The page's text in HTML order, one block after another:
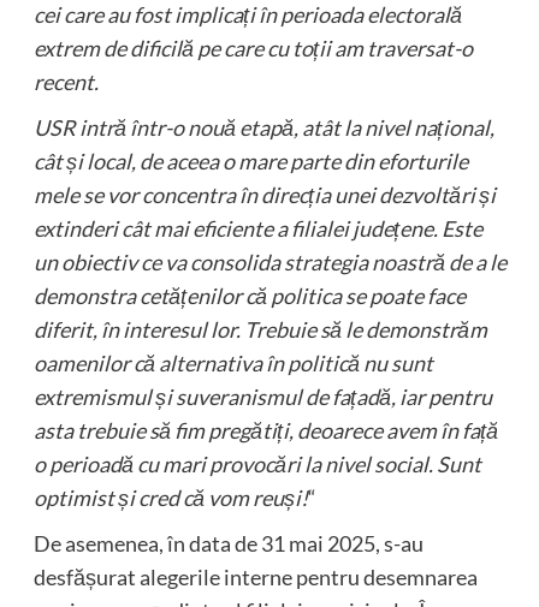
cei care au fost implicați în perioada electorală
extrem de dificilă pe care cu toții am traversat-o
recent.
USR intră într-o nouă etapă, atât la nivel național,
cât și local, de aceea o mare parte din eforturile
mele se vor concentra în direcția unei dezvoltări și
extinderi cât mai eficiente a filialei județene. Este
un obiectiv ce va consolida strategia noastră de a le
demonstra cetățenilor că politica se poate face
diferit, în interesul lor. Trebuie să le demonstrăm
oamenilor că alternativa în politică nu sunt
extremismul și suveranismul de fațadă, iar pentru
asta trebuie să fim pregătiți, deoarece avem în față
o perioadă cu mari provocări la nivel social. Sunt
optimist și cred că vom reuși!“
De asemenea, în data de 31 mai 2025, s-au
desfășurat alegerile interne pentru desemnarea